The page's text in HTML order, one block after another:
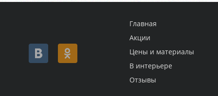
Главная
Акции
Цены и материалы
В интерьере
Отзывы